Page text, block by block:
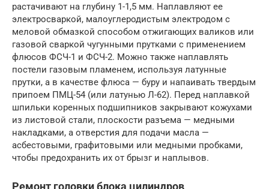
растачивают на глубину 1-1,5 мм. Наплавляют ее
электросваркой, малоуглеродистым электродом с
меловой обмазкой способом отжигающих валиков или
газовой сваркой чугунными прутками с применением
флюсов ФСЧ-1 и ФСЧ-2. Можно также наплавлять
постели газовым пламенем, используя латунные
прутки, а в качестве флюса — буру и напаивать твердым
припоем ПМЦ-54 (или латунью Л-62). Перед наплавкой
шпильки коренных подшипников закрывают кожухами
из листовой стали, плоскости разъема — медными
накладками, а отверстия для подачи масла —
асбестовыми, графитовыми или медными пробками,
чтобы предохранить их от брызг и наплывов.
Ремонт головки блока цилиндров